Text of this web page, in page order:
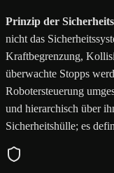
Prinzip der
nicht das
Kraftbegrenzung,
überwachte Stopps
Robotersteuerung
und hierarchisch über
Sicherheitshülle; es